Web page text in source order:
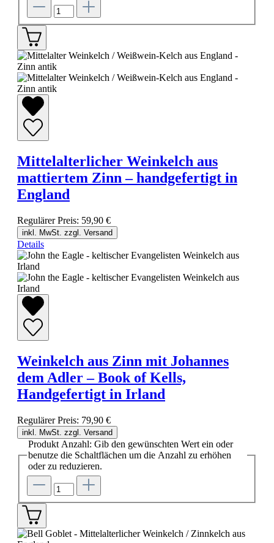
Mittelalterlicher Weinkelch aus
mattiertem Zinn – handgefertigt in
England
Regulärer Preis: 59,90 €
inkl. MwSt. zzgl. Versand
Details
Weinkelch aus Zinn mit Johannes
dem Adler – Book of Kells,
Handgefertigt in Irland
Regulärer Preis: 79,90 €
inkl. MwSt. zzgl. Versand
Produkt Anzahl: Gib den gewünschten Wert ein oder
benutze die Schaltflächen um die Anzahl zu erhöhen
oder zu reduzieren.